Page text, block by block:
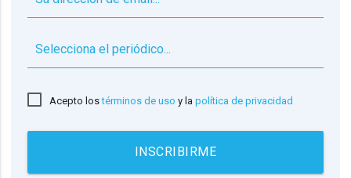
Acepto lostérminos de uso y lapolítica de privacidad
INSCRIBIRME